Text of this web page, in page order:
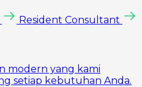
Resident Consultant
modern yang kami
setiap kebutuhan Anda.